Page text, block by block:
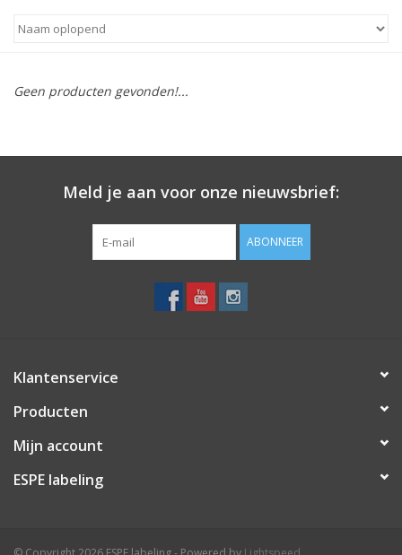
Industrie
Kassa & Pinrollen
Geen producten gevonden!...
Meld je aan voor onze nieuwsbrief:
ABONNEER
Klantenservice
Producten
Mijn account
ESPE labeling